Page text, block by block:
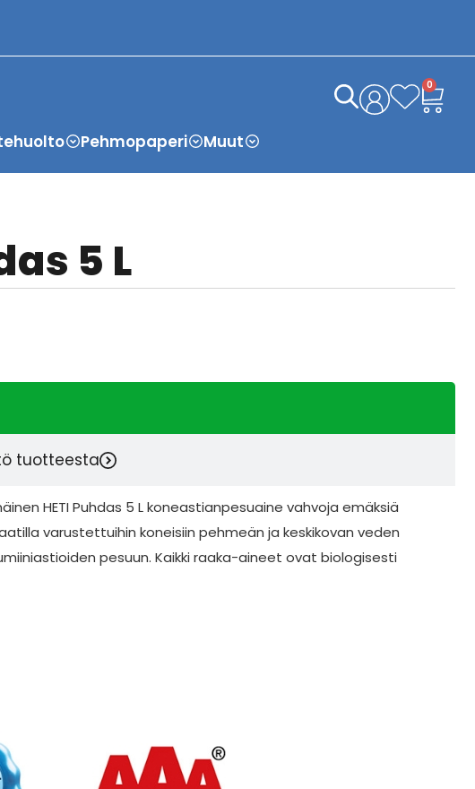
0
Pehmopaperi Muut
5 L
tuotteesta
HETI Puhdas 5 L koneastianpesuaine vahvoja emäksiä
varustettuihin koneisiin pehmeän ja keskikovan veden
pesuun. Kaikki raaka-aineet ovat biologisesti